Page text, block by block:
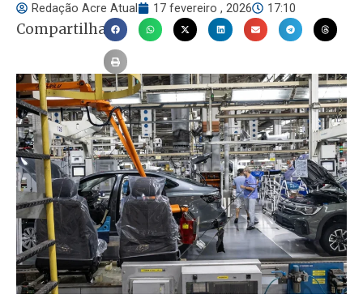
Redação Acre Atual 17 fevereiro , 2026 17:10
Compartilhar